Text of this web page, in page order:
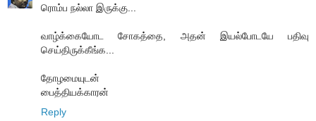
ரொம்ப நல்லா இருக்கு...
வாழ்க்கையோட சோகத்தை, அதன் இயல்போடயே பதிவு
செய்திருக்கீங்க...
தோழமையுடன்
பைத்தியக்காரன்
Reply